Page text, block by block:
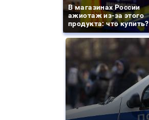
В магазинах России
ажиотаж из-за этого
продукта: что купить?